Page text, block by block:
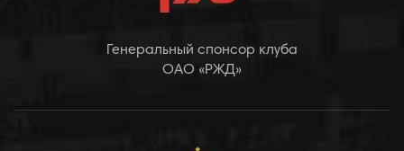
Генеральный спонсор клуба
ОАО «РЖД»